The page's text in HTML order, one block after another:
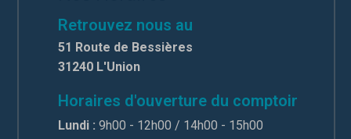
Retrouvez nous au
51 Route de Bessières
31240 L'Union
Horaires d'ouverture du comptoir
Lundi : 9h00 - 12h00 / 14h00 - 15h00